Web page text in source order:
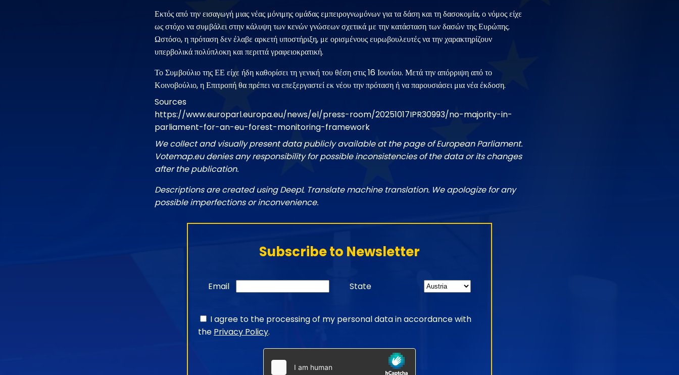
Εκτός από την εισαγωγή μιας νέας μόνιμης ομάδας εμπειρογνωμόνων για τα δάση και τη δασοκομία, ο νόμος είχε
ως στόχο να συμβάλει στην κάλυψη των κενών γνώσεων σχετικά με την κατάσταση των δασών της Ευρώπης.
Ωστόσο, η πρόταση δεν έλαβε αρκετή υποστήριξη, με ορισμένους ευρωβουλευτές να την χαρακτηρίζουν
υπερβολικά πολύπλοκη και περιττά γραφειοκρατική.
Το Συμβούλιο της ΕΕ είχε ήδη καθορίσει τη γενική του θέση στις 16 Ιουνίου. Μετά την απόρριψη από το
Κοινοβούλιο, η Επιτροπή θα πρέπει να επεξεργαστεί εκ νέου την πρόταση ή να παρουσιάσει μια νέα έκδοση.
Sources
https://www.europarl.europa.eu/news/el/press-room/20251017IPR30993/no-majority-in-
parliament-for-an-eu-forest-monitoring-framework
We collect and visually present data publicly available at the page of European Parliament.
Votemap.eu denies any responsibility for possible inconsistencies of the data or its changes
after the publication.
Descriptions are created using DeepL Translate machine translation. We apologize for any
possible imperfections or inconvenience.
Subscribe to Newsletter
Email State
I agree to the processing of my personal data in accordance with
the Privacy Policy.